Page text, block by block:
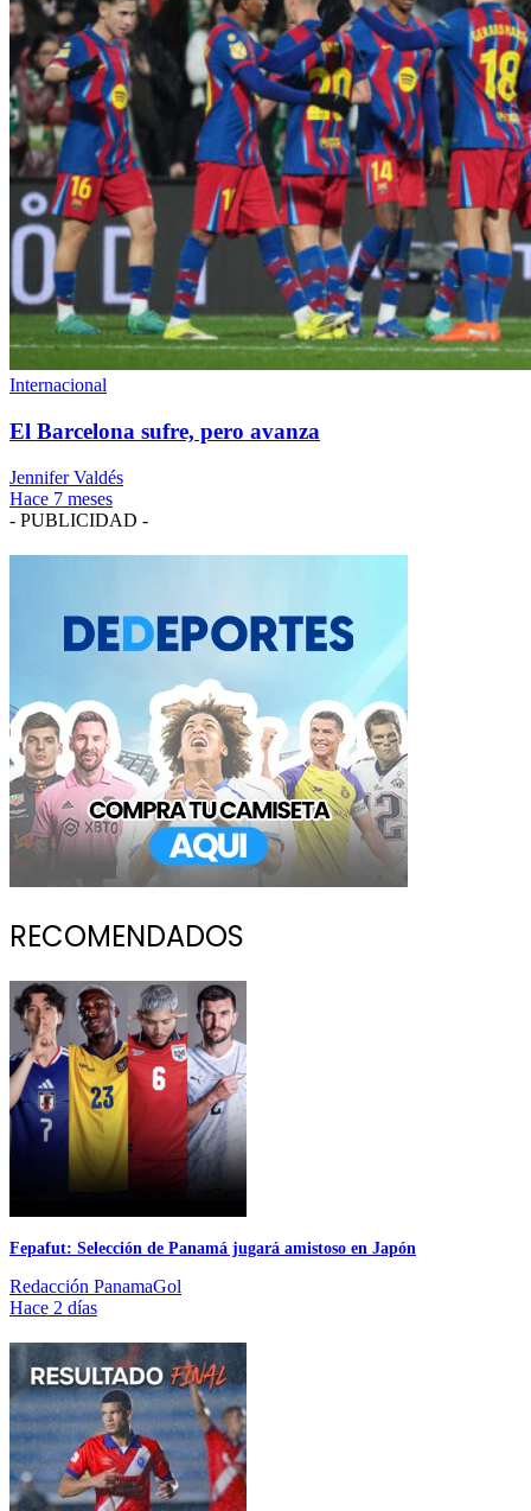
Internacional
El Barcelona sufre, pero avanza
Jennifer Valdés
Hace 7 meses
- PUBLICIDAD -
RECOMENDADOS
Fepafut: Selección de Panamá jugará amistoso en Japón
Redacción PanamaGol
Hace 2 días